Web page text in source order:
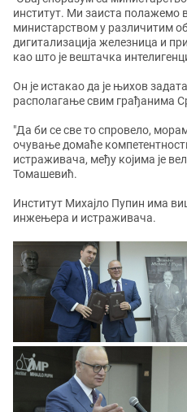
институт. Ми заиста полажемо
министарством у различитим
дигитализација железница и
као што је вештачка
Он је истакао да је њихов
располагање свим грађанима
"Да би се све то спровело,
очување домаће
истраживача, међу којима је
Томашевић.
Институт Михајло Пупин има
инжењера и истраживача.